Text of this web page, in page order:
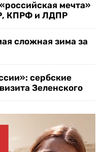
мечта»
КПРФ и ЛДПР
сложная зима за
сербские
Зеленского